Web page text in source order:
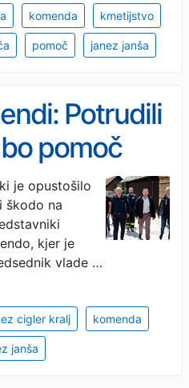
komenda kmetijstvo
pomoč janez janša
Potrudili
pomoč
je opustošilo
škodo na
kjer je
vlade …
cigler kralj komenda
janša